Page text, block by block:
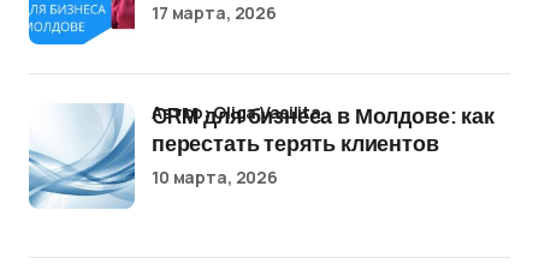
17 марта, 2026
CRM для бизнеса в Молдове: как
перестать терять клиентов
Автор: Oliga Vasilita
10 марта, 2026